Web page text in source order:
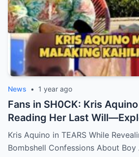
News • 1 year ago
Fans in SH0CK: Kris
Reading Her Last
Confessions on Boy
Delas Alas sh0ck Showbiz
Kris Aquino in TEARS While
Bombshell Confessions About